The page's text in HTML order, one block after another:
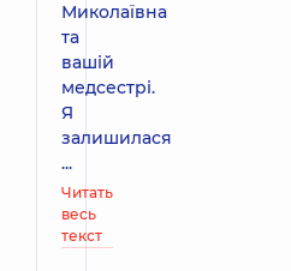
Миколаївна
та
вашій
медсестрі.
Я
залишилася
...
Читать
весь
текст